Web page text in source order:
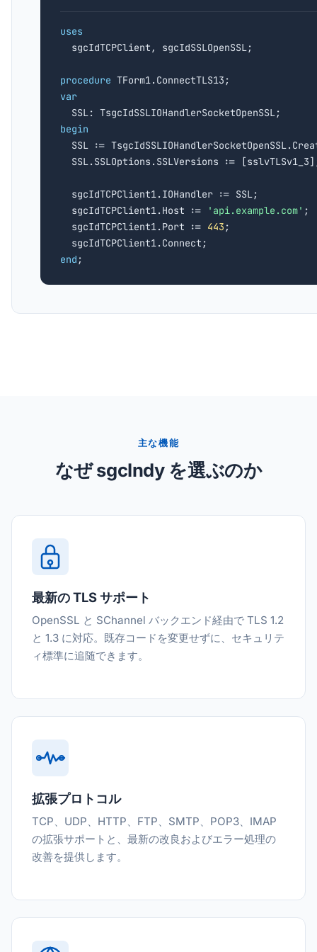
uses
sgcIdTCPClient, sgcIdSSLOpenSSL;
procedure
var
begin
SSL :=
SSL.SSLOptions.SSLVersions :=
  sgcIdTCPClient1.IOHandler := SSL;
  sgcIdTCPClient1.Host :=
'api.example.com' ;
  sgcIdTCPClient1.Port :=
443 ;
end ;
主な機能
なぜ sgcIndy を選ぶのか
最新の TLS サポート
OpenSSL と SChannel バックエンド経由で TLS 1.2
と 1.3 に対応。既存コードを変更せずに、セキュリテ
ィ標準に追随できます。
拡張プロトコル
TCP、UDP、HTTP、FTP、SMTP、POP3、IMAP
の拡張サポートと、最新の改良およびエラー処理の
改善を提供します。